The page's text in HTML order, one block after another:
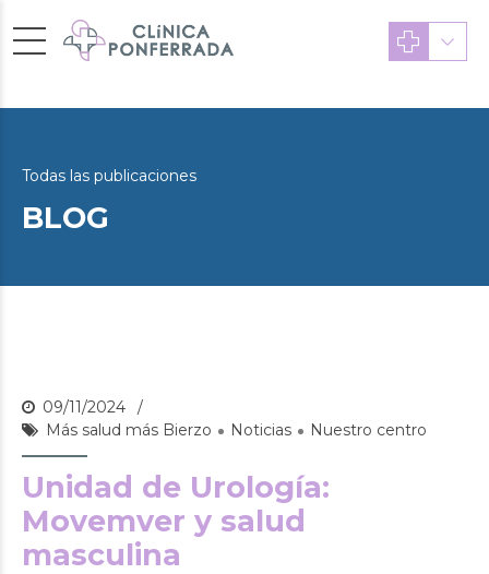
Todas las publicaciones
BLOG
09/11/2024
Más salud más Bierzo
Noticias Nuestro centro
Unidad de Urología:
Movemver y salud
masculina